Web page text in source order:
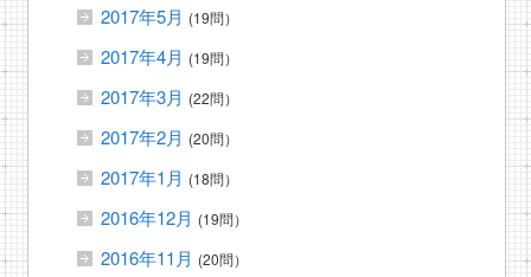
2017年5月 (19問）
2017年4月 (19問）
2017年3月 (22問）
2017年2月 (20問）
2017年1月 (18問）
2016年12月 (19問）
2016年11月 (20問）